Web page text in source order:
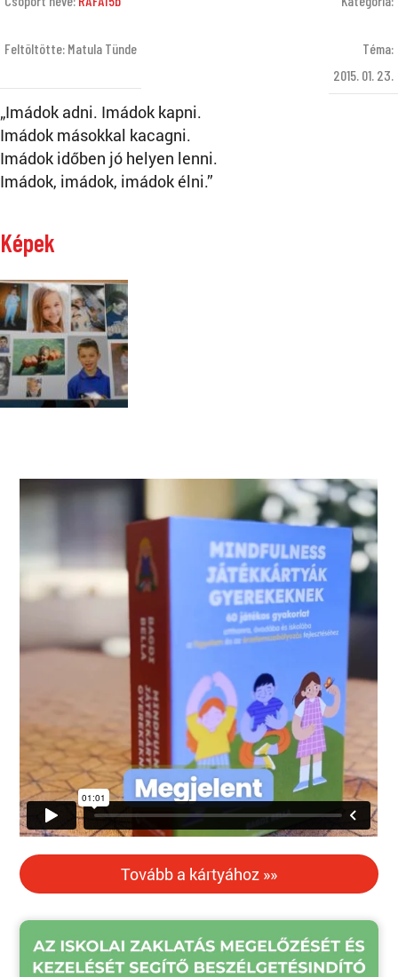
Feltöltötte: Matula Tünde
Téma:
2015. 01. 23.
„Imádok adni. Imádok kapni.
Imádok másokkal kacagni.
Imádok időben jó helyen lenni.
Imádok, imádok, imádok élni.”
Képek
Tovább a kártyához »»